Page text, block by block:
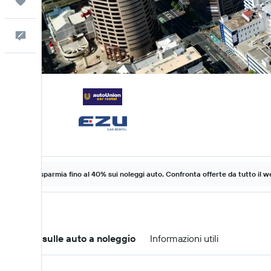
Commenti
Risparmia fino al 40% sui noleggi auto. Confronta offerte da tutto il
Offerte sulle auto a noleggio Informazioni utili